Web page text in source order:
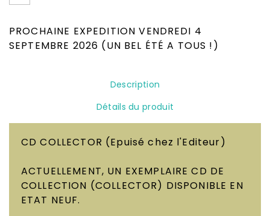
PROCHAINE EXPEDITION VENDREDI 4
SEPTEMBRE 2026 (UN BEL ÉTÉ A TOUS !)
Description
Détails du produit
CD COLLECTOR (Epuisé chez l'Editeur)
ACTUELLEMENT, UN EXEMPLAIRE CD DE
COLLECTION (COLLECTOR) DISPONIBLE EN
ETAT NEUF.